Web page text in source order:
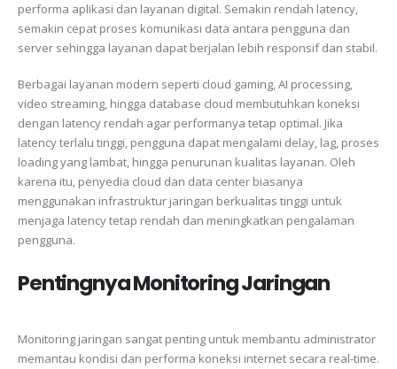
performa aplikasi dan layanan digital. Semakin rendah latency,
semakin cepat proses komunikasi data antara pengguna dan
server sehingga layanan dapat berjalan lebih responsif dan stabil.
Berbagai layanan modern seperti cloud gaming, AI processing,
video streaming, hingga database cloud membutuhkan koneksi
dengan latency rendah agar performanya tetap optimal. Jika
latency terlalu tinggi, pengguna dapat mengalami delay, lag, proses
loading yang lambat, hingga penurunan kualitas layanan. Oleh
karena itu, penyedia cloud dan data center biasanya
menggunakan infrastruktur jaringan berkualitas tinggi untuk
menjaga latency tetap rendah dan meningkatkan pengalaman
pengguna.
Pentingnya Monitoring Jaringan
Monitoring jaringan sangat penting untuk membantu administrator
memantau kondisi dan performa koneksi internet secara real-time.